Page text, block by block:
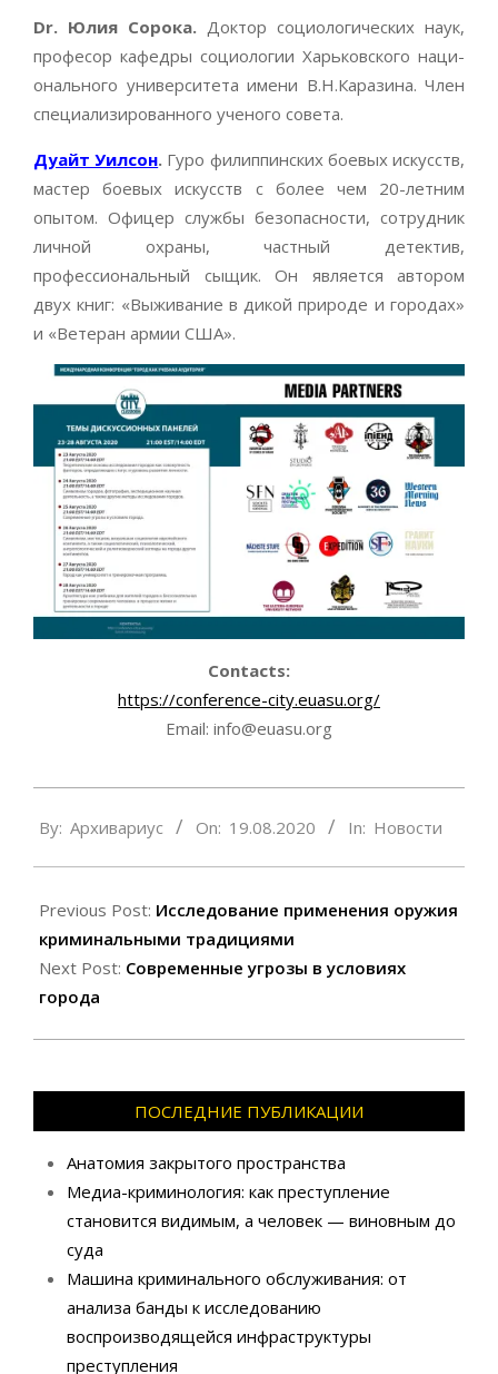
Dr. Юлия Сорока. Доктор социологических наук,
професор кафедры социологии Харьковского наци-
онального университета имени В.Н.Каразина. Член
специализированного ученого совета.
Дуайт Уилсон. Гуро филиппинских боевых искусств,
мастер боевых искусств с более чем 20-летним
опытом. Офицер службы безопасности, сотрудник
личной охраны, частный детектив,
профессиональный сыщик. Он является автором
двух книг: «Выживание в дикой природе и городах»
и «Ветеран армии США».
Contacts:
https://conference-city.euasu.org/
Email: info@euasu.org
08-
By: Архивариус On: 19.08.2020 In: Новости
Previous Post: Исследование применения оружия
криминальными традициями
Next Post: Современные угрозы в условиях
города
ПОСЛЕДНИЕ ПУБЛИКАЦИИ
Анатомия закрытого пространства
Медиа-криминология: как преступление
становится видимым, а человек — виновным до
суда
Машина криминального обслуживания: от
анализа банды к исследованию
воспроизводящейся инфраструктуры
преступления